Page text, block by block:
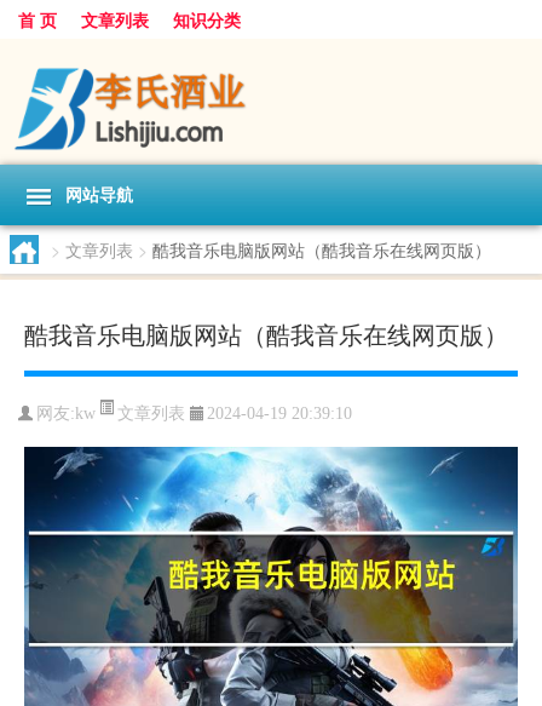
首 页 文章列表 知识分类
网站导航
> 文章列表 > 酷我音乐电脑版网站（酷我音乐在线网页版）
酷我音乐电脑版网站（酷我音乐在线网页版）
网友:kw 文章列表 2024-04-19 20:39:10